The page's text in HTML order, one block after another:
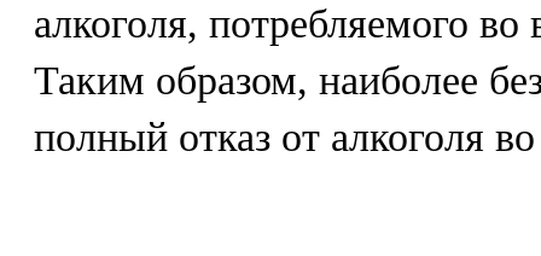
алкоголя, потребляемого
Таким образом, наиболее
полный отказ от алкоголя